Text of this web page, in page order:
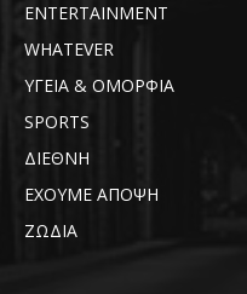
ENTERTAINMENT
WHATEVER
ΥΓΕΙΑ & ΟΜΟΡΦΙΑ
SPORTS
ΔΙΕΘΝΗ
ΕΧΟΥΜΕ ΑΠΟΨΗ
ΖΩΔΙΑ